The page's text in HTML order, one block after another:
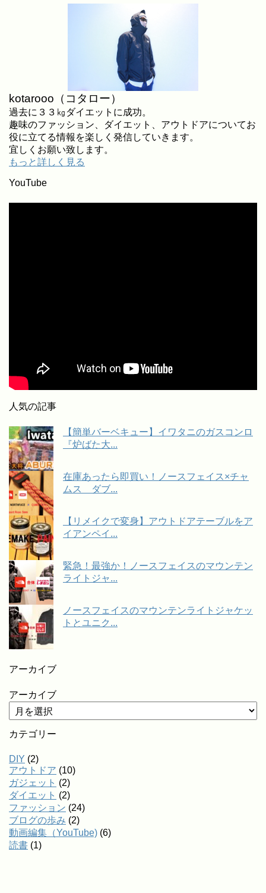
kotarooo（コタロー）
過去に３３㎏ダイエットに成功。
趣味のファッション、ダイエット、アウトドアについてお
役に立てる情報を楽しく発信していきます。
宜しくお願い致します。
もっと詳しく見る
YouTube
人気の記事
【簡単バーベキュー】イワタニのガスコンロ
『炉ばた大...
在庫あったら即買い！ノースフェイス×チャ
ムス ダブ...
【リメイクで変身】アウトドアテーブルをア
イアンペイ...
緊急！最強か！ノースフェイスのマウンテン
ライトジャ...
ノースフェイスのマウンテンライトジャケッ
トとユニク...
アーカイブ
アーカイブ
カテゴリー
DIY (2)
アウトドア (10)
ガジェット (2)
ダイエット (2)
ファッション (24)
ブログの歩み (2)
動画編集（YouTube) (6)
読書 (1)